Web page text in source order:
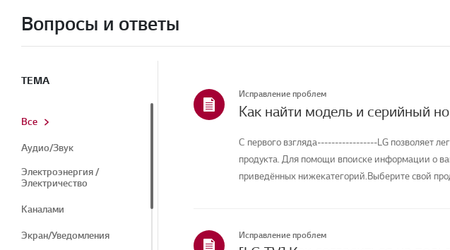
Вопросы и ответы
ТЕМА
Все
Аудио/Звук
Электроэнергия /
Электричество
Каналами
Экран/Уведомления
Исправление проблем
Как найти модель и серийный
С первого взгляда-----------------LG позволяет
продукта. Для помощи впоиске информации о
приведённых нижекатегорий.Выберите свой
Исправление проблем